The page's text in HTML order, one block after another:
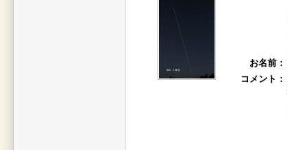
お名前：
コメント：